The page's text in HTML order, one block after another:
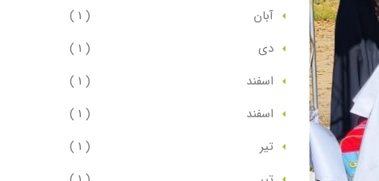
آبان
( 1 )
دي
( 1 )
اسفند
( 1 )
اسفند
( 1 )
تير
( 1 )